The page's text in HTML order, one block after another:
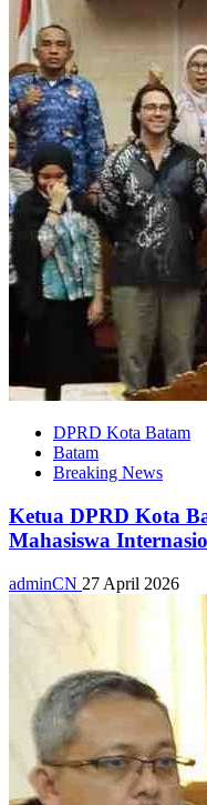
DPRD Kota Batam
Batam
Breaking News
Ketua DPRD Kota
Mahasiswa
adminCN 27 April 2026